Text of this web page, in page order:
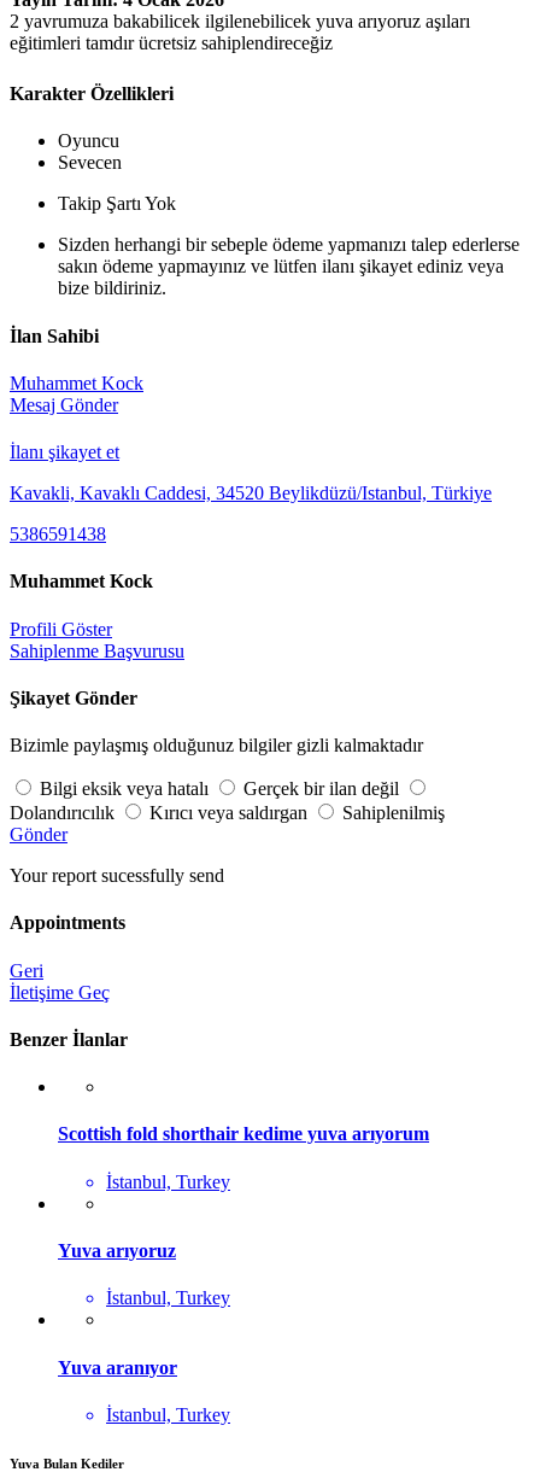
2 yavrumuza bakabilicek ilgilenebilicek yuva arıyoruz aşıları
eğitimleri tamdır ücretsiz sahiplendireceğiz
Karakter Özellikleri
Oyuncu
Sevecen
Takip Şartı Yok
Sizden herhangi bir sebeple ödeme yapmanızı talep ederlerse
sakın ödeme yapmayınız ve lütfen ilanı şikayet ediniz veya
bize bildiriniz.
İlan Sahibi
Muhammet Kock
Mesaj Gönder
İlanı şikayet et
Kavakli, Kavaklı Caddesi, 34520 Beylikdüzü/Istanbul, Türkiye
5386591438
Muhammet Kock
Profili Göster
Sahiplenme Başvurusu
Şikayet Gönder
Bizimle paylaşmış olduğunuz bilgiler gizli kalmaktadır
Bilgi eksik veya hatalı
Gerçek bir ilan değil
Dolandırıcılık
Kırıcı veya saldırgan
Sahiplenilmiş
Gönder
Your report sucessfully send
Appointments
Geri
İletişime Geç
Benzer İlanlar
Scottish fold shorthair kedime yuva arıyorum
İstanbul, Turkey
Yuva arıyoruz
İstanbul, Turkey
Yuva aranıyor
İstanbul, Turkey
Yuva Bulan Kediler